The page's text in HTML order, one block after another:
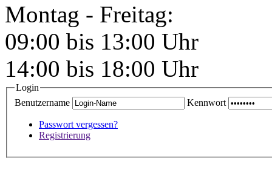
Montag - Freitag:
09:00 bis 13:00 Uhr
14:00 bis 18:00 Uhr
Login
Benutzername
Kennwort
Passwort vergessen?
Registrierung